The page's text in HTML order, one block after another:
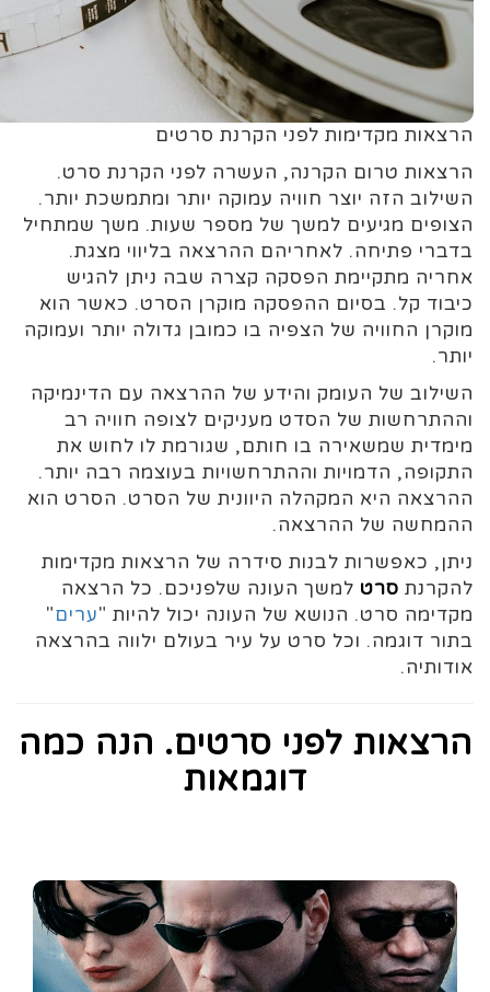
הרצאות מקדימות לפני הקרנת סרטים
הרצאות טרום הקרנה, העשרה לפני הקרנת סרט.
השילוב הזה יוצר חוויה עמוקה יותר ומתמשכת יותר.
הצופים מגיעים למשך של מספר שעות. משך שמתחיל
בדברי פתיחה. לאחריהם ההרצאה בליווי מצגת.
אחריה מתקיימת הפסקה קצרה שבה ניתן להגיש
כיבוד קל. בסיום ההפסקה מוקרן הסרט. כאשר הוא
מוקרן החוויה של הצפיה בו כמובן גדולה יותר ועמוקה
יותר.
השילוב של העומק והידע של ההרצאה עם הדינמיקה
וההתרחשות של הסדט מעניקים לצופה חוויה רב
מימדית שמשאירה בו חותם, שגורמת לו לחוש את
התקופה, הדמויות וההתרחשויות בעוצמה רבה יותר.
ההרצאה היא המקהלה היוונית של הסרט. הסרט הוא
ההמחשה של ההרצאה.
ניתן, כאפשרות לבנות סידרה של הרצאות מקדימות
להקרנת סרט למשך העונה שלפניכם. כל הרצאה
מקדימה סרט. הנושא של העונה יכול להיות "ערים"
בתור דוגמה. וכל סרט על עיר בעולם ילווה בהרצאה
אודותיה.
הרצאות לפני סרטים. הנה כמה
דוגמאות